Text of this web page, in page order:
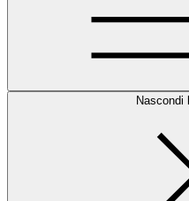
Nascondi